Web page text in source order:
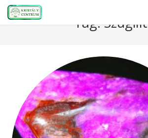
Mineral Power
News
Stones
Tag:Szugilit